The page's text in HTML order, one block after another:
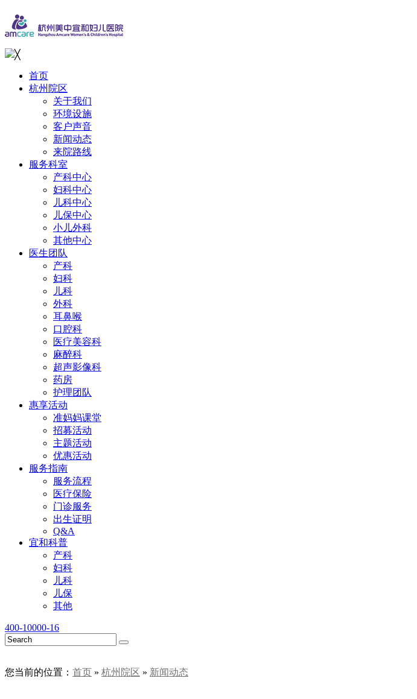
╳
首页
杭州院区
关于我们
环境设施
客户声音
新闻动态
来院路线
服务科室
产科中心
妇科中心
儿科中心
儿保中心
小儿外科
其他中心
医生团队
产科
妇科
儿科
外科
耳鼻喉
口腔科
医疗美容科
麻醉科
超声影像科
药房
护理团队
惠享活动
准妈妈课堂
招募活动
主题活动
优惠活动
服务指南
服务流程
医疗保险
门诊服务
出生证明
Q&A
宜和科普
产科
妇科
儿科
儿保
其他
400-10000-16
您当前的位置： 首页 » 杭州院区 » 新闻动态